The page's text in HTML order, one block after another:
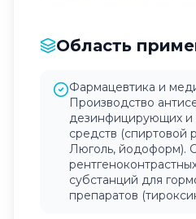
Область
Фармацевтика и
Производство
дезинфицирующих и
средств (спиртовой
Люголь, йодоформ).
субстанций для
препаратов